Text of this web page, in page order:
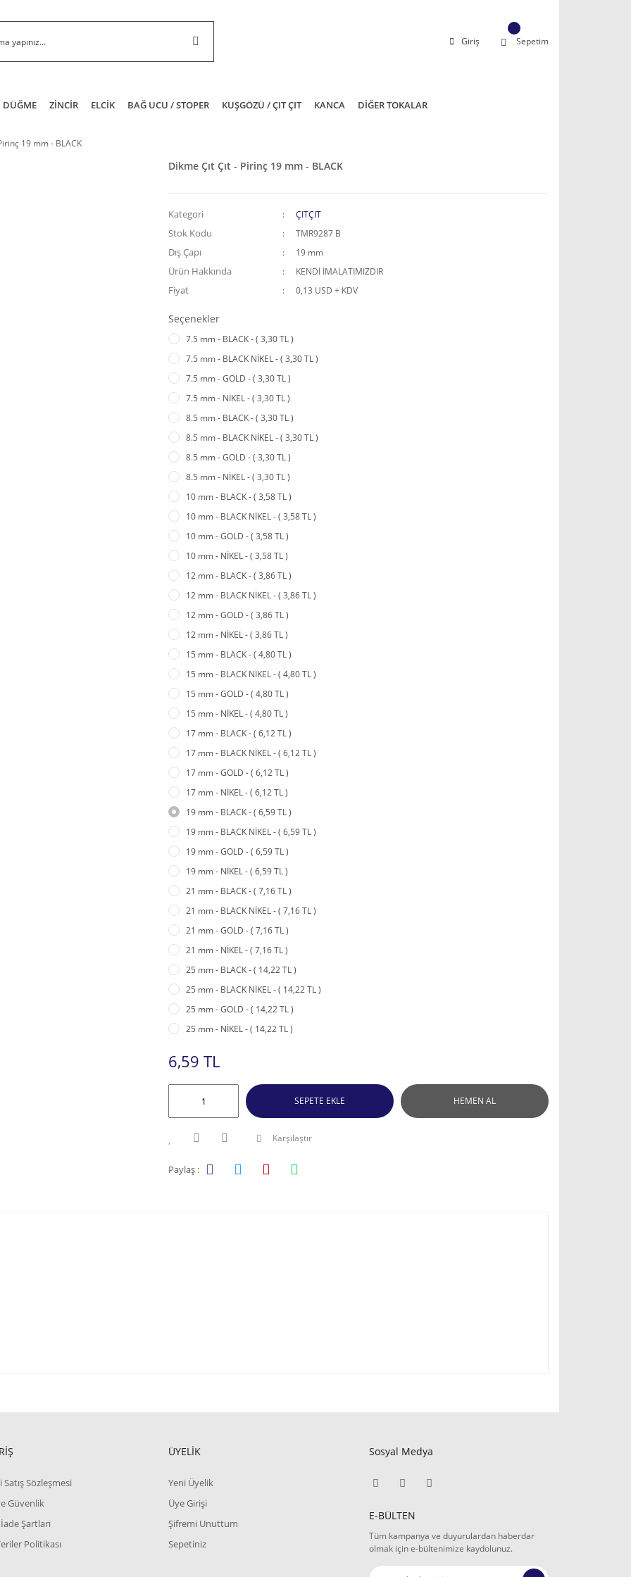
Giriş Sepetim
DÜĞME ZİNCİR ELCİK BAĞ UCU / STOPER KUŞGÖZÜ / ÇIT ÇIT KANCA DİĞER TOKALAR
19 mm - BLACK
Dikme Çıt Çıt - Pirinç 19 mm - BLACK
Kategori ÇITÇIT
Stok Kodu TMR9287 B
Dış Çapı 19 mm
Ürün Hakkında KENDİ İMALATIMIZDIR
Fiyat 0,13 USD + KDV
Seçenekler
7.5 mm - BLACK - ( 3,30 TL )
7.5 mm - BLACK NİKEL - ( 3,30 TL )
7.5 mm - GOLD - ( 3,30 TL )
7.5 mm - NİKEL - ( 3,30 TL )
8.5 mm - BLACK - ( 3,30 TL )
8.5 mm - BLACK NİKEL - ( 3,30 TL )
8.5 mm - GOLD - ( 3,30 TL )
8.5 mm - NİKEL - ( 3,30 TL )
10 mm - BLACK - ( 3,58 TL )
10 mm - BLACK NİKEL - ( 3,58 TL )
10 mm - GOLD - ( 3,58 TL )
10 mm - NİKEL - ( 3,58 TL )
12 mm - BLACK - ( 3,86 TL )
12 mm - BLACK NİKEL - ( 3,86 TL )
12 mm - GOLD - ( 3,86 TL )
12 mm - NİKEL - ( 3,86 TL )
15 mm - BLACK - ( 4,80 TL )
15 mm - BLACK NİKEL - ( 4,80 TL )
15 mm - GOLD - ( 4,80 TL )
15 mm - NİKEL - ( 4,80 TL )
17 mm - BLACK - ( 6,12 TL )
17 mm - BLACK NİKEL - ( 6,12 TL )
17 mm - GOLD - ( 6,12 TL )
17 mm - NİKEL - ( 6,12 TL )
19 mm - BLACK - ( 6,59 TL )
19 mm - BLACK NİKEL - ( 6,59 TL )
19 mm - GOLD - ( 6,59 TL )
19 mm - NİKEL - ( 6,59 TL )
21 mm - BLACK - ( 7,16 TL )
21 mm - BLACK NİKEL - ( 7,16 TL )
21 mm - GOLD - ( 7,16 TL )
21 mm - NİKEL - ( 7,16 TL )
25 mm - BLACK - ( 14,22 TL )
25 mm - BLACK NİKEL - ( 14,22 TL )
25 mm - GOLD - ( 14,22 TL )
25 mm - NİKEL - ( 14,22 TL )
6,59 TL
SEPETE EKLE HEMEN AL
Karşılaştır
Paylaş :
Satış Sözleşmesi
Güvenlik
Şartları
Politikası
ÜYELİK
Yeni Üyelik
Üye Girişi
Şifremi Unuttum
Sepetiniz
Sosyal Medya
E-BÜLTEN
Tüm kampanya ve duyurulardan haberdar
olmak için e-bültenimize kaydolunuz.